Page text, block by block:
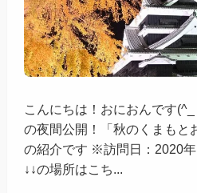
こんにちは！おにおんです
の夜間公開！「秋のくまもと
の紹介です ※訪問日：2020
↓↓の場所はこち...